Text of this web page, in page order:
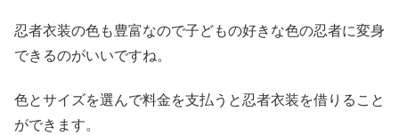
忍者衣装の色も豊富なので子どもの好きな色の忍者に変身
できるのがいいですね。
色とサイズを選んで料金を支払うと忍者衣装を借りること
ができます。